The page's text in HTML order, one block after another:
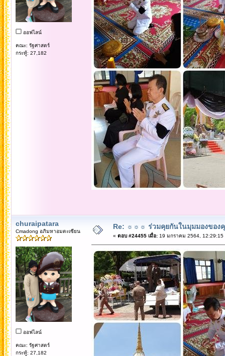
ออฟไลน์
คณะ: รัฐศาสตร์
กระทู้: 27,182
churaipatara
Cmadong อภิมหาอมตะเซียน
ออฟไลน์
คณะ: รัฐศาสตร์
กระทู้: 27,182
Re: ☼☼☼ ร่วมคุยกันในมุมมองของ
« ตอบ #24455 เมื่อ:19 มกราคม 2564, 12:29:15